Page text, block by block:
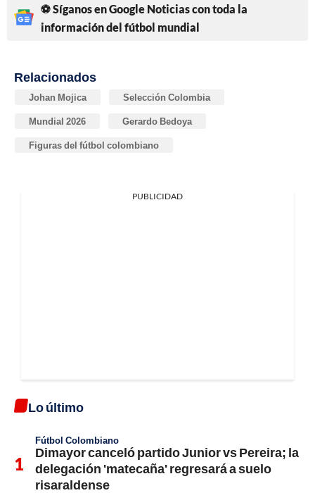
⚽ Síganos en Google Noticias con toda la
información del fútbol mundial
Relacionados
Johan Mojica Selección Colombia
Mundial 2026 Gerardo Bedoya
Figuras del fútbol colombiano
PUBLICIDAD
Lo último
Fútbol Colombiano
Dimayor canceló partido Junior vs Pereira; la
delegación 'matecaña' regresará a suelo
risaraldense